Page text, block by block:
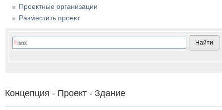
Проектные организации
Разместить проект
Концепция - Проект - Здание